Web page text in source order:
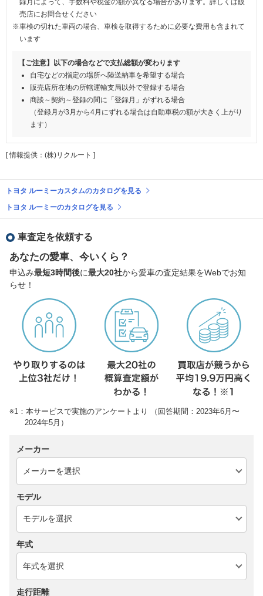
売店にお問合せください
※車検の切れた車両の場合、車検を取得するために必要な費用も含まれて
います
【ご注意】以下の場合などで支払総額が変わります
自宅などの指定の場所へ陸送納車を希望する場合
販売店所在地の所轄運輸支局以外で登録する場合
商談～契約～登録の間に「登録月」がずれる場合
（登録月が3月から4月にずれる場合は自動車税の額が大きく上がり
ます）
[ 情報提供：(株)リクルート ]
トヨタ ルーミーカスタムのカタログを見る
トヨタ ルーミーのカタログを見る
車査定を依頼する
あなたの愛車、今いくら？
申込み最短3時間後に最大20社から愛車の査定結果をWebでお知
らせ！
※1：本サービスで実施のアンケートより （回答期間：2023年6月〜
2024年5月）
メーカー
モデル
年式
走行距離